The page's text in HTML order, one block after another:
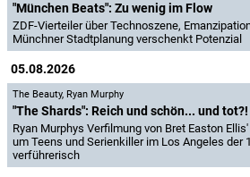
"München Beats": Zu wenig im Flow
ZDF-Vierteiler über Technoszene,
Münchner Stadtplanung verschenkt Potenzial
05.08.2026
The Beauty, Ryan Murphy
"The Shards": Reich und schön... und tot?!
Ryan Murphys Verfilmung von Bret Easton
um Teens und Serienkiller im Los Angeles der
verführerisch